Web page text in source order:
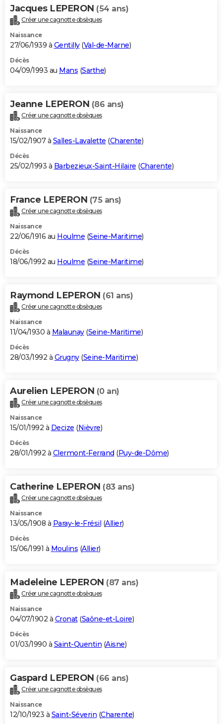
Jacques LEPERON (54 ans)
Créer une cagnotte obsèques
Naissance
27/06/1939 à Gentilly(Val-de-Marne)
Décès
04/09/1993 au Mans (Sarthe)
Jeanne LEPERON (86 ans)
Créer une cagnotte obsèques
Naissance
15/02/1907 à Salles-Lavalette (Charente)
Décès
25/02/1993 à Barbezieux-Saint-Hilaire (Charente)
France LEPERON (75 ans)
Créer une cagnotte obsèques
Naissance
22/06/1916 au Houlme (Seine-Maritime)
Décès
18/06/1992 au Houlme (Seine-Maritime)
Raymond LEPERON (61 ans)
Créer une cagnotte obsèques
Naissance
11/04/1930 à Malaunay(Seine-Maritime)
Décès
28/03/1992 à Grugny(Seine-Maritime)
Aurelien LEPERON (0 an)
Créer une cagnotte obsèques
Naissance
15/01/1992 à Decize (Nièvre)
Décès
28/01/1992 à Clermont-Ferrand (Puy-de-Dôme)
Catherine LEPERON (83 ans)
Créer une cagnotte obsèques
Naissance
13/05/1908 à Paray-le-Frésil (Allier)
Décès
15/06/1991 à Moulins (Allier)
Madeleine LEPERON (87 ans)
Créer une cagnotte obsèques
Naissance
04/07/1902 à Cronat(Saône-et-Loire)
Décès
01/03/1990 à Saint-Quentin (Aisne)
Gaspard LEPERON (66 ans)
Créer une cagnotte obsèques
Naissance
12/10/1923 à Saint-Séverin (Charente)